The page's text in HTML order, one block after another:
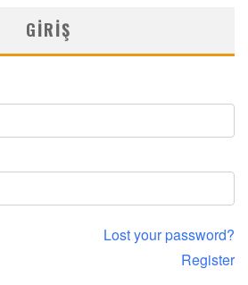
GIRIŞ
Lost your password?
Register